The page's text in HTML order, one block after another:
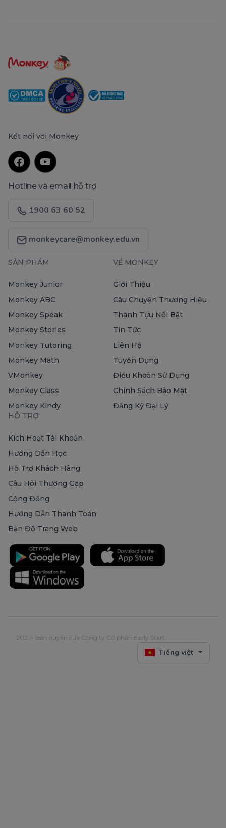
Kết nối với Monkey
Hotline và email hỗ trợ
1900 63 60 52
monkeycare@monkey.edu.vn
SẢN PHẨM
Monkey Junior
Monkey ABC
Monkey Speak
Monkey Stories
Monkey Tutoring
Monkey Math
VMonkey
Monkey Class
Monkey Kindy
VỀ MONKEY
Giới Thiệu
Câu Chuyện Thương Hiệu
Thành Tựu Nổi Bật
Tin Tức
Liên Hệ
Tuyển Dụng
Điều Khoản Sử Dụng
Chính Sách Bảo Mật
Đăng Ký Đại Lý
HỖ TRỢ
Kích Hoạt Tài Khoản
Hướng Dẫn Học
Hỗ Trợ Khách Hàng
Câu Hỏi Thường Gặp
Cộng Đồng
Hướng Dẫn Thanh Toán
Bản Đồ Trang Web
2021 - Bản quyền của Công ty Cổ phần Early Start
Tiếng việt